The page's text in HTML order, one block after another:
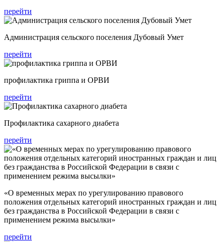
перейти
Администрация сельского поселения Дубовый Умет
перейти
профилактика гриппа и ОРВИ
перейти
Профилактика сахарного диабета
перейти
«О временных мерах по урегулированию правового
положения отдельных категорий иностранных граждан и лиц
без гражданства в Российской Федерации в связи с
применением режима высылки»
перейти